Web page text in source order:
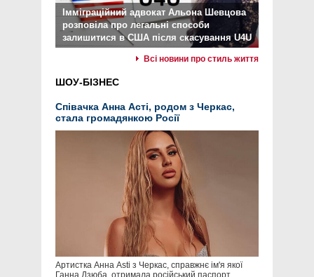
Імміграційний адвокат Альона Шевцова
розповіла про легальні способи
залишитися в США після скасування U4U
Всі новини про стиль життя
ШОУ-БІЗНЕС
Співачка Анна Асті, родом з Черкас,
стала громадянкою Росії
Артистка Анна Asti з Черкас, справжнє ім'я якої